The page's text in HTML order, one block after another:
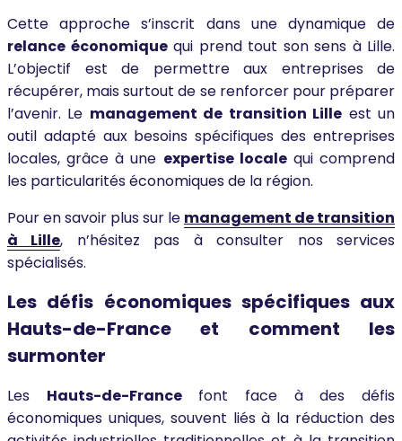
Cette approche s’inscrit dans une dynamique de
relance économiquequi prend tout son sens à Lille.
L’objectif est de permettre aux entreprises de
récupérer, mais surtout de se renforcer pour préparer
l’avenir. Le management de transition Lille est un
outil adapté aux besoins spécifiques des entreprises
locales, grâce à une expertise localequi comprend
les particularités économiques de la région.
Pour en savoir plus sur le management de transition
à Lille, n’hésitez pas à consulter nos services
spécialisés.
Les défis économiques spécifiques aux
Hauts-de-France et comment les
surmonter
Les Hauts-de-Francefont face à des défis
économiques uniques, souvent liés à la réduction des